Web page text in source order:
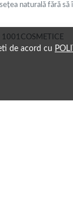
de acord cu
naturală fără să
1001COSMETICE